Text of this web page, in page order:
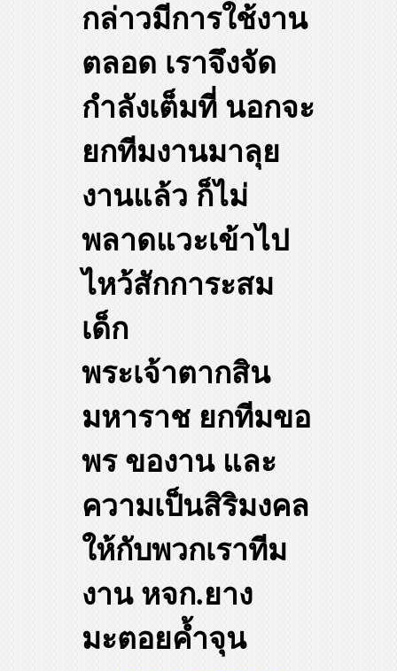
กล่าวมีการใช้งาน
ตลอด เราจึงจัด
กำลังเต็มที่ นอกจะ
ยกทีมงานมาลุย
งานแล้ว ก็ไม่
พลาดแวะเข้าไป
ไหว้สักการะสม
เด็ก
พระเจ้าตากสิน
มหาราช ยกทีมขอ
พร ของาน และ
ความเป็นสิริมงคล
ให้กับพวกเราทีม
งาน หจก.ยาง
มะตอยค้ำจุน